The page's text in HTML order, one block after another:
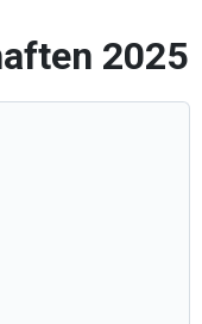
2025